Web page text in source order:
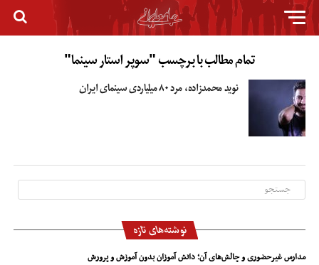
تمام مطالب با برچسب "سوپر استار سینما"
نوید محمدزاده، مرد ۸۰ میلیاردی سینمای ایران
نوشته‌های تازه
مدارس غیرحضوری و چالش‌های آن؛ دانش آموزان بدون آموزش و پرورش